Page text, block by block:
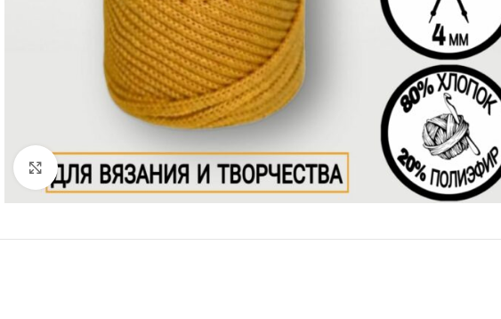
Нажмите, чтобы увеличить